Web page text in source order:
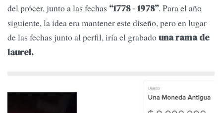
del prócer, junto a las fechas “1778 - 1978”. Para el año
siguiente, la idea era mantener este diseño, pero en lugar
de las fechas junto al perfil, iría el grabadouna rama de
laurel.